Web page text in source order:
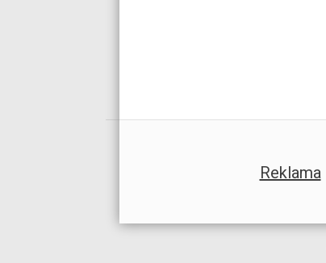
Reklama